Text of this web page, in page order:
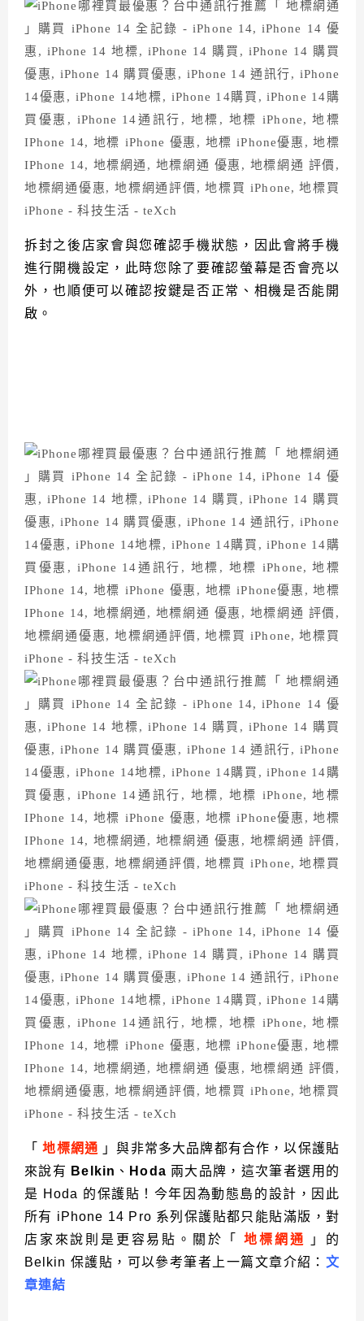
拆封之後店家會與您確認手機狀態，因此會將手機
進行開機設定，此時您除了要確認螢幕是否會亮以
外，也順便可以確認按鍵是否正常、相機是否能開
啟。
「地標網通 」與非常多大品牌都有合作，以保護貼
來說有 Belkin 、 Hoda 兩大品牌，這次筆者選用的
是 Hoda 的保護貼！今年因為動態島的設計，因此
所有 iPhone 14 Pro 系列保護貼都只能貼滿版，對
店家來說則是更容易貼。關於「地標網通
」的
Belkin 保護貼，可以參考筆者上一篇文章介紹： 文
章連結